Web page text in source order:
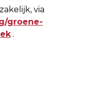
via
groene-
.